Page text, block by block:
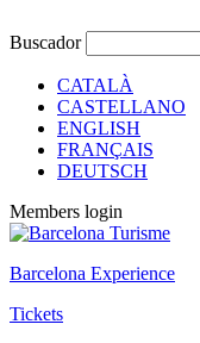
Buscador
CATALÀ
CASTELLANO
ENGLISH
FRANÇAIS
DEUTSCH
Members login
Barcelona Experience
Tickets